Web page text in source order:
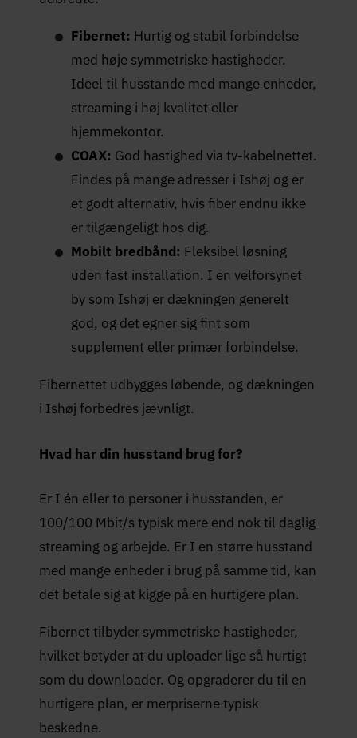
Fibernet: Hurtig og stabil forbindelse
med høje symmetriske hastigheder.
Ideel til husstande med mange enheder,
streaming i høj kvalitet eller
hjemmekontor.
COAX: God hastighed via tv-kabelnettet.
Findes på mange adresser i Ishøj og er
et godt alternativ, hvis fiber endnu ikke
er tilgængeligt hos dig.
Mobilt bredbånd: Fleksibel løsning
uden fast installation. I en velforsynet
by som Ishøj er dækningen generelt
god, og det egner sig fint som
supplement eller primær forbindelse.
Fibernettet udbygges løbende, og dækningen
i Ishøj forbedres jævnligt.
Hvad har din husstand brug for?
Er I én eller to personer i husstanden, er
100/100 Mbit/s typisk mere end nok til daglig
streaming og arbejde. Er I en større husstand
med mange enheder i brug på samme tid, kan
det betale sig at kigge på en hurtigere plan.
Fibernet tilbyder symmetriske hastigheder,
hvilket betyder at du uploader lige så hurtigt
som du downloader. Og opgraderer du til en
hurtigere plan, er merpriserne typisk
beskedne.